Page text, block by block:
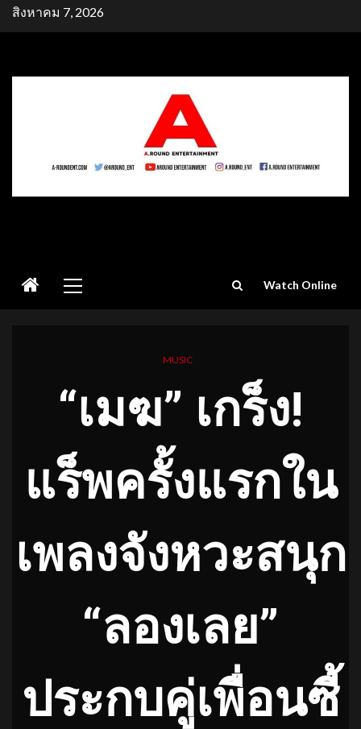
Skipสิงหาคม 7, 2026
Menu
Watch Online
MUSIC
“เมฆ” เกร็ง!
แร็พครั้งแรกใน
เพลงจังหวะสนุก
“ลองเลย”
ประกบคู่เพื่อนซี้